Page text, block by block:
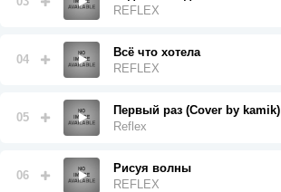
REFLEX
04
Всё что хотела
REFLEX
05
Первый раз (Cover by kamik)
Reflex
06
Рисуя волны
REFLEX